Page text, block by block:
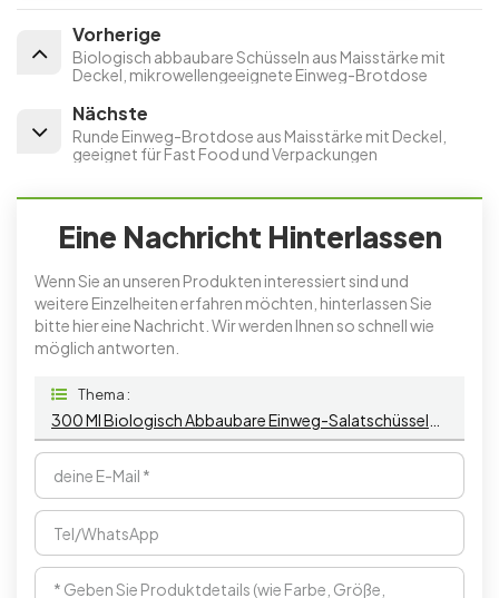
Vorherige
Biologisch abbaubare Schüsseln aus Maisstärke mit
Deckel, mikrowellengeeignete Einweg-Brotdose
Nächste
Runde Einweg-Brotdose aus Maisstärke mit Deckel,
geeignet für Fast Food und Verpackungen
Eine Nachricht Hinterlassen
Wenn Sie an unseren Produkten interessiert sind und
weitere Einzelheiten erfahren möchten, hinterlassen Sie
bitte hier eine Nachricht. Wir werden Ihnen so schnell wie
möglich antworten.
Thema :